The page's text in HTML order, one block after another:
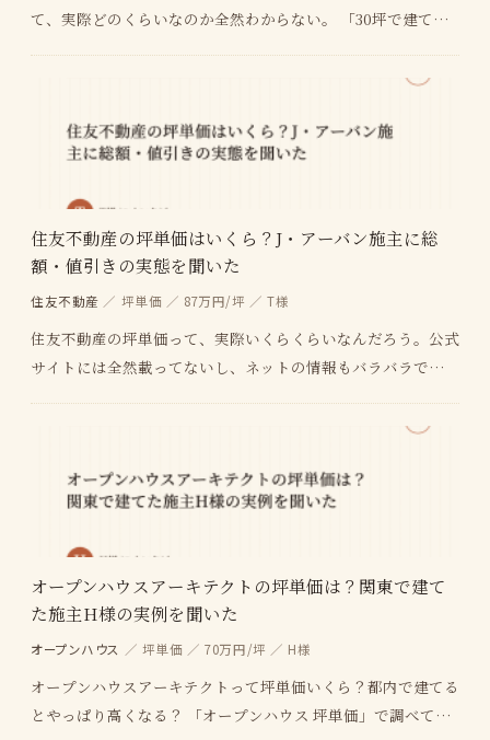
て、実際どのくらいなのか全然わからない。 「30坪で建てた
住友不動産の坪単価はいくら？J・アーバン施主に総
額・値引きの実態を聞いた
住友不動産 ／ 坪単価 ／ 87万円/坪 ／ T様
住友不動産の坪単価って、実際いくらくらいなんだろう。公式
サイトには全然載ってないし、ネットの情報もバラバラで。
オープンハウスアーキテクトの坪単価は？関東で建て
た施主H様の実例を聞いた
オープンハウス ／ 坪単価 ／ 70万円/坪 ／ H様
オープンハウスアーキテクトって坪単価いくら？都内で建てる
とやっぱり高くなる？ 「オープンハウス 坪単価」で調べて